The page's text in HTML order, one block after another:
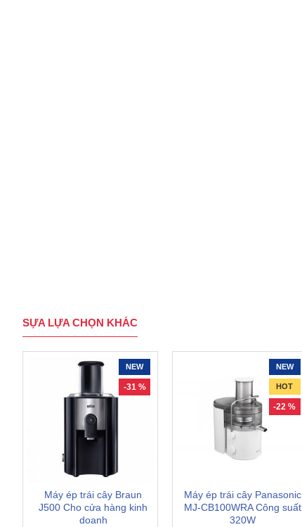
SỰA LỰA CHỌN KHÁC
NEW
-31 %
Máy ép trái cây Braun
J500 Cho cửa hàng kinh
doanh
NEW
HOT
-22 %
Máy ép trái cây Panasonic
MJ-CB100WRA Công suất
320W